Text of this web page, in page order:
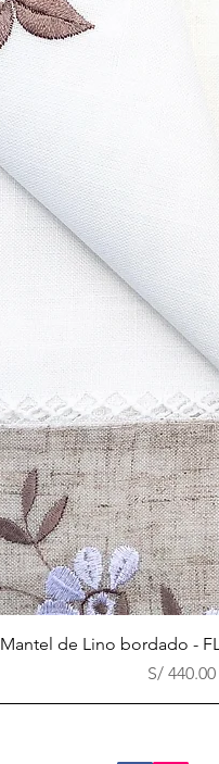
Vista rápida
Mantel de Lino bordado -
Precio
S/ 440.00